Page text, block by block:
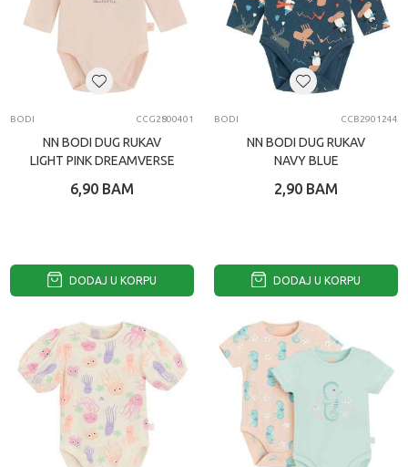
BODI CCG2800401
NN BODI DUG RUKAV
LIGHT PINK DREAMVERSE
6,90 BAM
DODAJ U KORPU
BODI CCB2901244
NN BODI DUG RUKAV
NAVY BLUE
2,90 BAM
DODAJ U KORPU